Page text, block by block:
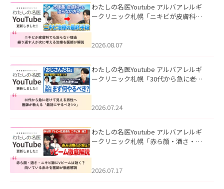
わたしの名医Youtube アルバアレルギ
ークリニック札幌「ニキビが皮膚科で
ました。
2026.08.07
わたしの名医Youtube アルバアレルギ
ークリニック札幌「30代から急に老け
た。
2026.07.24
わたしの名医Youtube アルバアレルギ
ークリニック札幌「赤ら顔・酒さ・ニ
した。
2026.07.17